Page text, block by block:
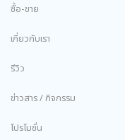
ซื้อ-ขาย
เกี่ยวกับเรา
รีวิว
ข่าวสาร / กิจกรรม
โปรโมชั่น